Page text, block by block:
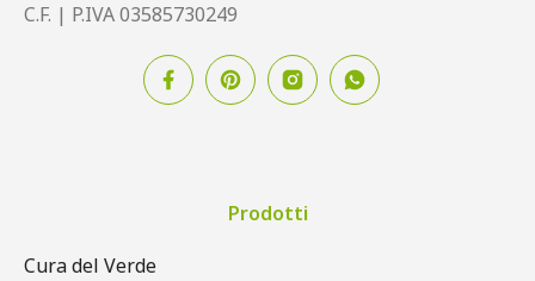
C.F. | P.IVA 03585730249
Prodotti
Cura del Verde